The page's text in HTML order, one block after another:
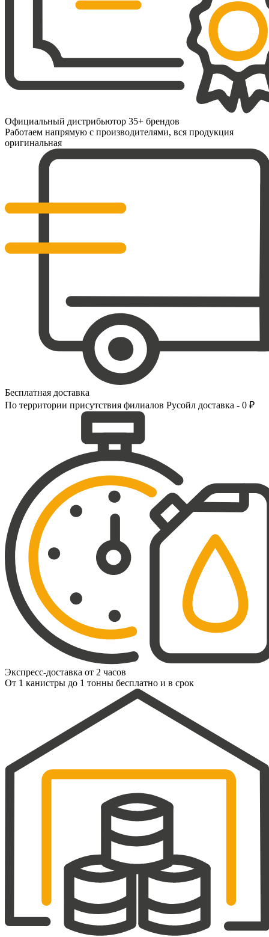
Официальный дистрибьютор 35+ брендов
Работаем напрямую с производителями, вся продукция
оригинальная
Бесплатная доставка
По территории присутствия филиалов Русойл доставка - 0 ₽
Экспресс-доставка от 2 часов
От 1 канистры до 1 тонны бесплатно и в срок